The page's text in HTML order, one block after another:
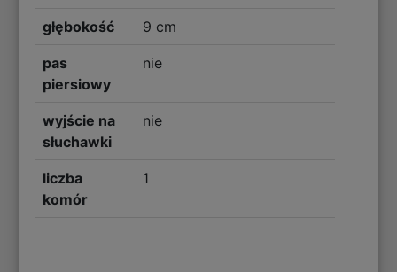
głębokość 9 cm
pas
piersiowy
nie
wyjście na
słuchawki
nie
liczba
komór
1